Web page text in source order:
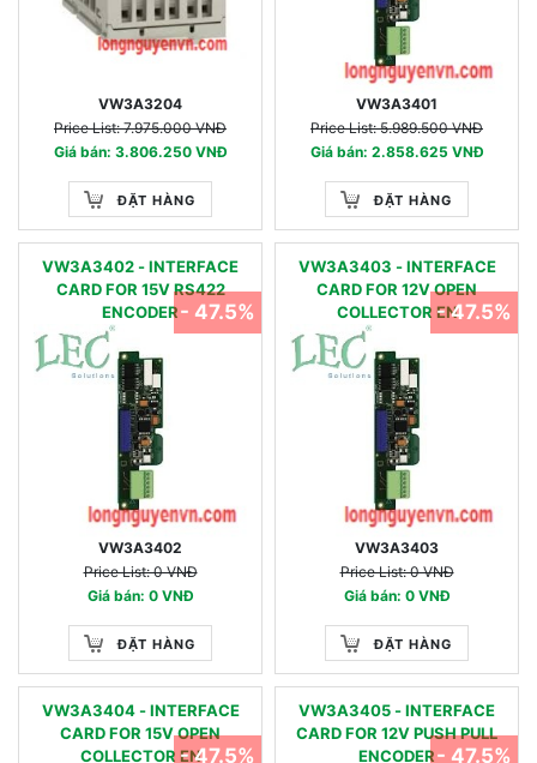
VW3A3204
Price List: 7.975.000 VNĐ
Giá bán: 3.806.250 VNĐ
ĐẶT HÀNG
VW3A3401
Price List: 5.989.500 VNĐ
Giá bán: 2.858.625 VNĐ
ĐẶT HÀNG
VW3A3402 - INTERFACE
CARD FOR 15V RS422
ENCODER
VW3A3402
Price List: 0 VNĐ
Giá bán: 0 VNĐ
ĐẶT HÀNG
- 47.5%
VW3A3403 - INTERFACE
CARD FOR 12V OPEN
COLLECTOR EN
VW3A3403
Price List: 0 VNĐ
Giá bán: 0 VNĐ
ĐẶT HÀNG
- 47.5%
VW3A3404 - INTERFACE
CARD FOR 15V OPEN
COLLECTOR EN- 47.5%
VW3A3405 - INTERFACE
CARD FOR 12V PUSH PULL
ENCODER- 47.5%